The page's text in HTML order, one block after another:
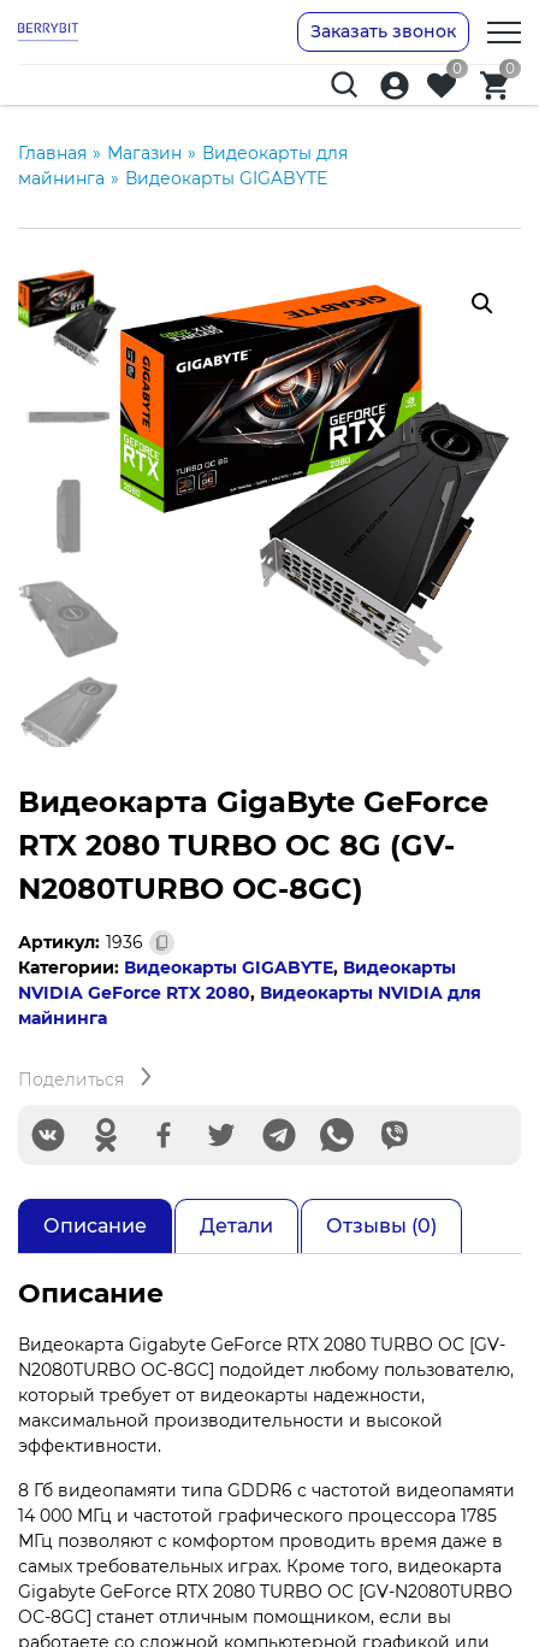
Заказать звонок
0 0
Главная » Магазин » Видеокарты для
майнинга » Видеокарты GIGABYTE
Видеокарта GigaByte GeForce
RTX 2080 TURBO OC 8G (GV-
N2080TURBO OC-8GC)
Артикул: 1936
Категории: Видеокарты GIGABYTE, Видеокарты
NVIDIA GeForce RTX 2080, Видеокарты NVIDIA для
майнинга
Поделиться
Описание Детали Отзывы (0)
Описание
Видеокарта Gigabyte GeForce RTX 2080 TURBO OC [GV-
N2080TURBO OC-8GC] подойдет любому пользователю,
который требует от видеокарты надежности,
максимальной производительности и высокой
эффективности.
8 Гб видеопамяти типа GDDR6 с частотой видеопамяти
14 000 МГц и частотой графического процессора 1785
МГц позволяют с комфортом проводить время даже в
самых требовательных играх. Кроме того, видеокарта
Gigabyte GeForce RTX 2080 TURBO OC [GV-N2080TURBO
OC-8GC] станет отличным помощником, если вы
работаете со сложной компьютерной графикой или